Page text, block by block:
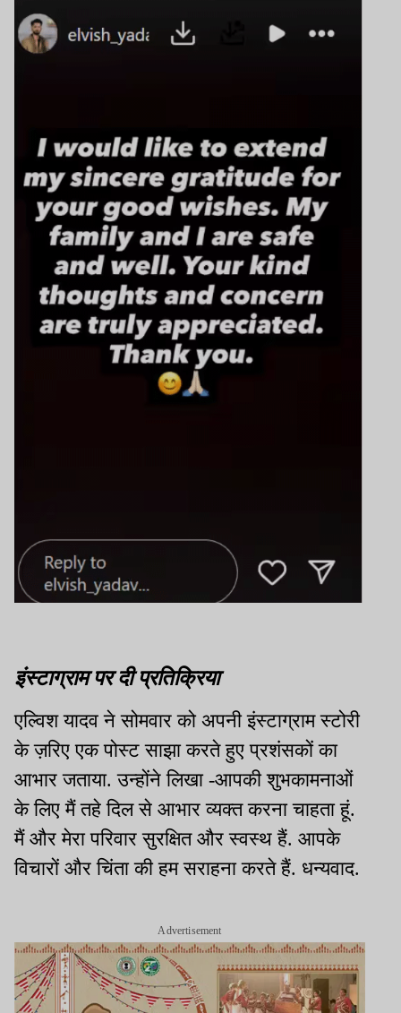
इंस्टाग्राम पर दी प्रतिक्रिया
एल्विश यादव ने सोमवार को अपनी इंस्टाग्राम स्टोरी
के ज़रिए एक पोस्ट साझा करते हुए प्रशंसकों का
आभार जताया. उन्होंने लिखा -आपकी शुभकामनाओं
के लिए मैं तहे दिल से आभार व्यक्त करना चाहता हूं.
मैं और मेरा परिवार सुरक्षित और स्वस्थ हैं. आपके
विचारों और चिंता की हम सराहना करते हैं. धन्यवाद.
Advertisement